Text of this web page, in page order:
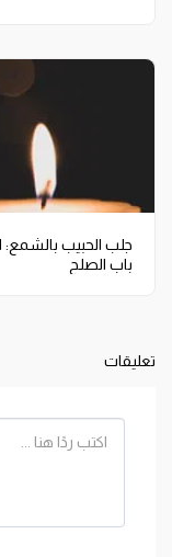
جلب الحبيب بالشمع:
باب الصلح
تعليقات